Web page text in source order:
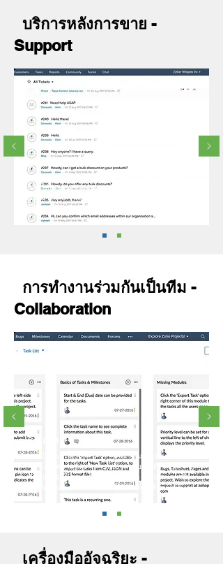
บริการหลังการขาย -
Support
Desk
ระบบช่วยเหลือที่เข้าใจถึงเนื้อหาต่าง ๆ อย่างละเอียด
ช่วยให้คุณสามารถเสนอความช่วยเหลือแก่ลูกค้าได้ผ่าน
ช่องทางต่าง ๆ และให้คุณมุ่งเน้นไปที่การสร้างความสุข
ให้แก่ลูกค้าได้ทุกวัน
การทำงานร่วมกันเป็นทีม -
Collaboration
Project
ช่วยให้ทีมงาน และลูกค้าของคุณ สามารถร่วมมือกันใน
การระดมความคิดต่าง ๆ ตั้งเป้าหมายและติดตามความ
คืบหน้าของโปรเจค จัดการงานต่าง ๆ และปรึกษาหารือ
กันเกี่ยวกับทุกอย่างที่จำเป็นเพื่อให้โปรเจคสำเร็จได้ด้วย
ดี
เครื่องมืออัจฉริยะ -